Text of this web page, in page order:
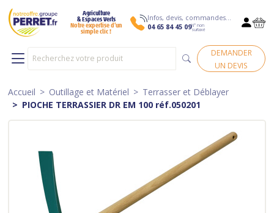
Agriculture
& Espaces Verts
Notre expertise d’un
simple clic !
Infos, devis, commandes…
04 65 84 45 09N° non
surtaxé
DEMANDER
UN DEVIS
Accueil Outillage et Matériel
Terrasser et Déblayer
PIOCHE TERRASSIER DR EM 100 réf.050201